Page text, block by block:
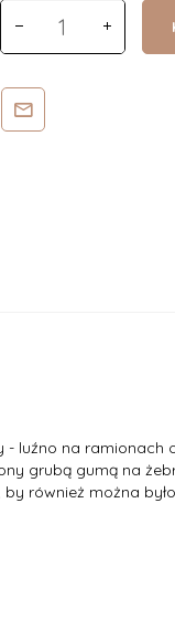
luźno na ramionach
grubą gumą na
również można